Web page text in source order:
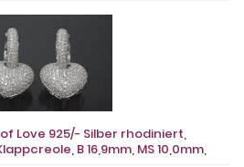
Love 925/- Silber rhodiniert,
B 16,9mm, MS 10,0mm,